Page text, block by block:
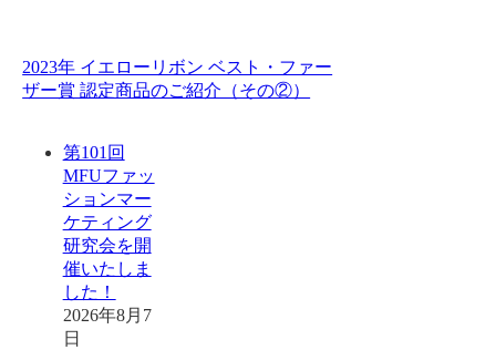
2023年 イエローリボン ベスト・ファー
ザー賞 認定商品のご紹介（その②）
第101回
MFUファッ
ションマー
ケティング
研究会を開
催いたしま
した！
2026年8月7
日